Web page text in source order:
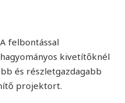
felbontással
kivetítőknél
és részletgazdagabb
projektort.